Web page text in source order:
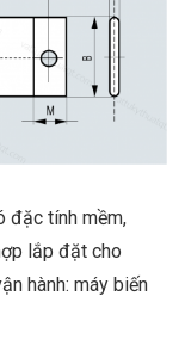
đặc tính mềm,
lắp đặt cho
hành: máy biến